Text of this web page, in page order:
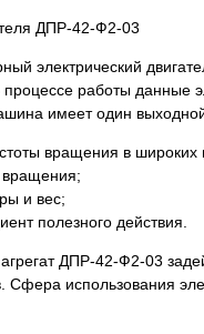
ДПР-42-Ф2-03
электрический
процессе работы
имеет один
вращения в широких
вращения;
и вес;
полезного действия.
ДПР-42-Ф2-03
Сфера использования